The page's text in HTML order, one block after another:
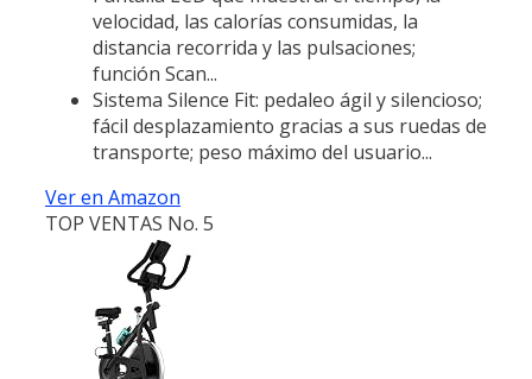
velocidad, las calorías consumidas, la
distancia recorrida y las pulsaciones;
función Scan...
Sistema Silence Fit: pedaleo ágil y silencioso;
fácil desplazamiento gracias a sus ruedas de
transporte; peso máximo del usuario...
Ver en Amazon
TOP VENTAS No. 5